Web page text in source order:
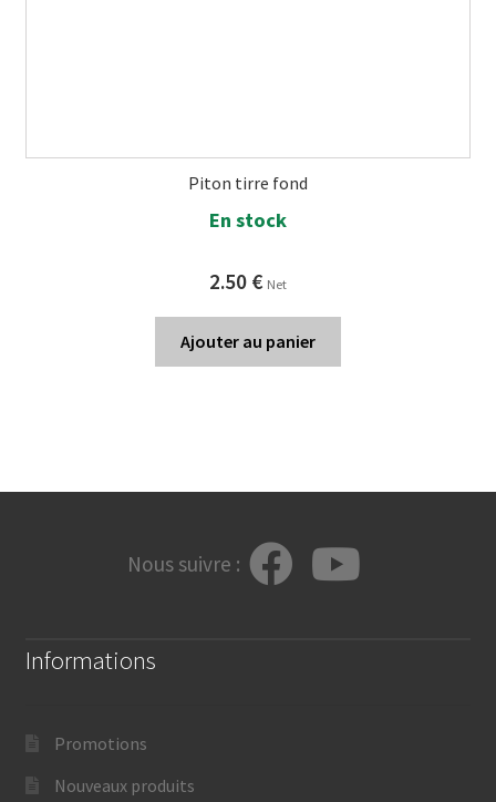
Piton tirre fond
En stock
2.50 € Net
Ajouter au panier
Nous suivre :
Informations
Promotions
Nouveaux produits